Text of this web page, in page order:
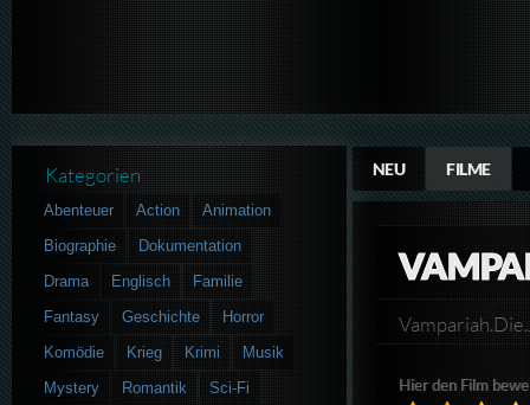
NEU FILME
Hier den Film
Kategorien
Abenteuer Action
Animation
Biographie
Dokumentation
Drama
Englisch
Familie
Fantasy
Geschichte
Horror
Komödie
Krieg Krimi
Musik
Mystery
Romantik
Sci-Fi